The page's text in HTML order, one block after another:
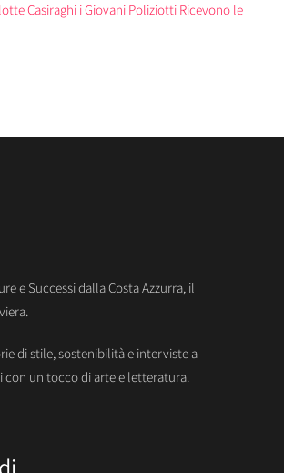
Casiraghi i Giovani Poliziotti Ricevono le
e Successi dalla Costa Azzurra, il
di stile, sostenibilità e interviste a
con un tocco di arte e letteratura.